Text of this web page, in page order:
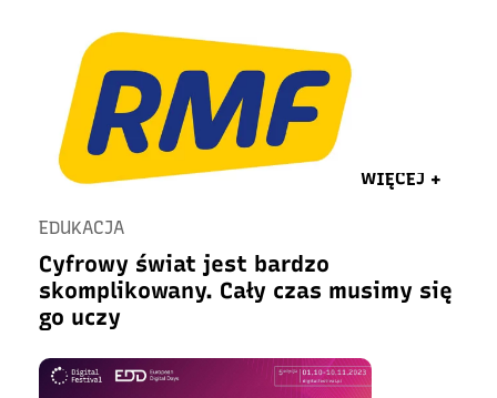
WIĘCEJ +
EDUKACJA
Cyfrowy świat jest bardzo
skomplikowany. Cały czas musimy się
go uczy